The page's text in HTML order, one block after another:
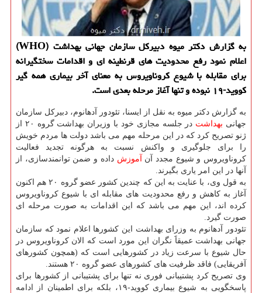
به گزارش دكتر میوه دبیركل سازمان جهانی بهداشت (WHO)
اعلام نمود رفع محدودیت های قرنطینه ای و اقدامات سختگیرانه
برای مقابله با شیوع كروناویروس به معنای آخر بیماری همه گیر
كووید-۱۹ نبوده و تنها آغاز مرحله بعدی است.
به گزارش دكتر میوه به نقل از ایسنا، تئودور آدهانوم، دبیركل سازمان
جهانی بهداشت
در جلسه مجازی خود با وزیران بهداشت گروه ۲۰ از
ژنو تصریح كرد كه در این مرحله مهم می باشد دولت ها مردم خویش
را برای جلوگیری و واكنش نسبت به هرگونه تجدید فعالیت
كروناویروس و شیوع مجدد آن
آموزش داده و ضمن توانمندسازی، از
آنها در این امر یاری بگیرند.
به قول وی، با عنایت به این كه چندین كشور عضو گروه ۲۰ هم اكنون
آغاز به كاهش و رفع محدودیت های مقابله ای با شیوع كروناویروس
كرده اند، این مهم می باشد كه این اقدامات به صورت مرحله ای
صورت گیرد.
تئودور آدهانوم به وزرای بهداشت این كشورها اعلام نمود كه سازمان
جهانی بهداشت عمیقاََ نگران این مورد است كه الان كروناویروس در
حال شیوع با سرعت زیاد در كشورهایی است كه (همچون كشورهای
آفریقایی) فاقد ظرفیت های كشورهای عضو گروه ۲۰ هستند.
وی تصریح كرد پشتیبانی فوری نه تنها برای پشتیبانی از كشورها برای
پاسخگویی به شیوع بیماری كووید-۱۹، بلكه برای اطمینان از ادامه